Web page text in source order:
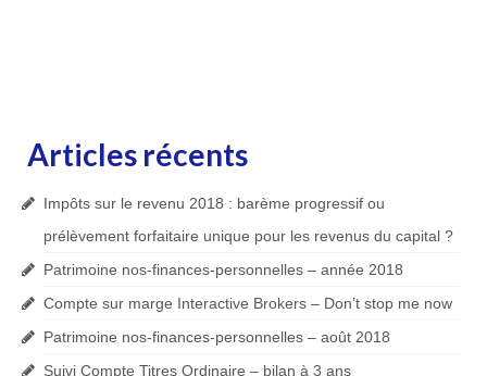
Articles récents
Impôts sur le revenu 2018 : barème progressif ou
prélèvement forfaitaire unique pour les revenus du capital ?
Patrimoine nos-finances-personnelles – année 2018
Compte sur marge Interactive Brokers – Don’t stop me now
Patrimoine nos-finances-personnelles – août 2018
Suivi Compte Titres Ordinaire – bilan à 3 ans